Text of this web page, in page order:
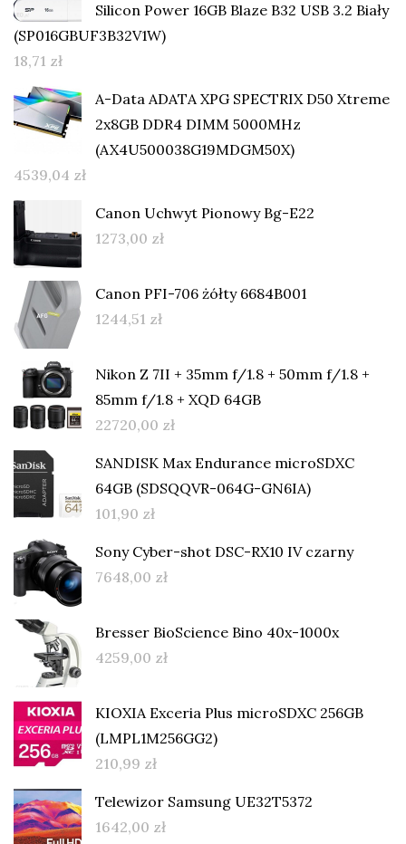
Silicon Power 16GB Blaze B32 USB 3.2 Biały
(SP016GBUF3B32V1W)
18,71 zł
A-Data ADATA XPG SPECTRIX D50 Xtreme
2x8GB DDR4 DIMM 5000MHz
(AX4U500038G19MDGM50X)
4539,04 zł
Canon Uchwyt Pionowy Bg-E22
1273,00 zł
Canon PFI-706 żółty 6684B001
1244,51 zł
Nikon Z 7II + 35mm f/1.8 + 50mm f/1.8 +
85mm f/1.8 + XQD 64GB
22720,00 zł
SANDISK Max Endurance microSDXC
64GB (SDSQQVR-064G-GN6IA)
101,90 zł
Sony Cyber-shot DSC-RX10 IV czarny
7648,00 zł
Bresser BioScience Bino 40x-1000x
4259,00 zł
KIOXIA Exceria Plus microSDXC 256GB
(LMPL1M256GG2)
210,99 zł
Telewizor Samsung UE32T5372
1642,00 zł